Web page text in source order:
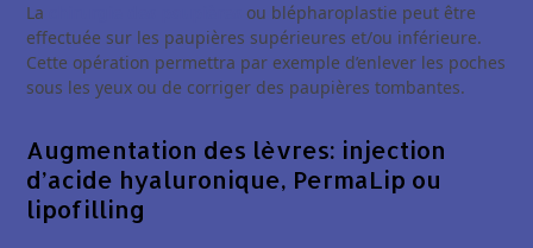
La
ou blépharoplastie peut être
effectuée sur les paupières supérieures et/ou inférieure.
Cette opération permettra par exemple d’enlever les poches
sous les yeux ou de corriger des paupières tombantes.
Augmentation des lèvres: injection
d’acide hyaluronique, PermaLip ou
lipofilling